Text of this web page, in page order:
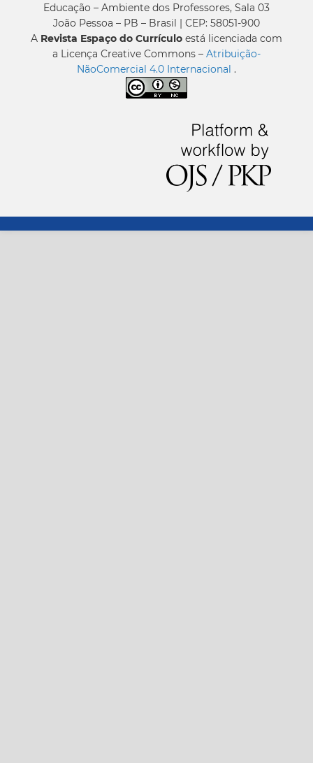
Educação – Ambiente dos Professores, Sala 03
João Pessoa – PB – Brasil | CEP: 58051-900
A Revista Espaço do Currículo está licenciada com
a Licença Creative Commons – Atribuição-
NãoComercial 4.0 Internacional .